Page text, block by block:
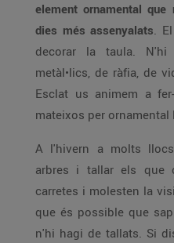
element ornamental que
dies més assenyalats.
decorar la taula.
metàl•lics, de ràfia, de
Esclat us animem a
mateixos per ornamental
A l'hivern a molts
arbres i tallar els que
carretes i molesten la
que és possible que
n'hi hagi de tallats. Si